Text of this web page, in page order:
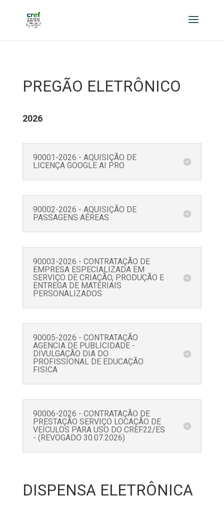
PREGÃO ELETRÔNICO
2026
90001-2026 - AQUISIÇÃO DE
LICENÇA GOOGLE AI PRO
90002-2026 - AQUISIÇÃO DE
PASSAGENS AÉREAS
90003-2026 - CONTRATAÇÃO DE
EMPRESA ESPECIALIZADA EM
SERVIÇO DE CRIAÇÃO, PRODUÇÃO E
ENTREGA DE MATERIAIS
PERSONALIZADOS
90005-2026 - CONTRATAÇÃO
AGENCIA DE PUBLICIDADE -
DIVULGAÇÃO DIA DO
PROFISSIONAL DE EDUCAÇÃO
FISICA
90006-2026 - CONTRATAÇÃO DE
PRESTAÇÃO SERVIÇO LOCAÇÃO DE
VEÍCULOS PARA USO DO CREF22/ES
- (REVOGADO 30.07.2026)
DISPENSA ELETRÔNICA